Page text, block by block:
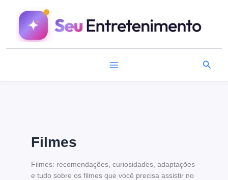
conteúdo
Filmes
Filmes: recomendações, curiosidades, adaptações
e tudo sobre os filmes que você precisa assistir no